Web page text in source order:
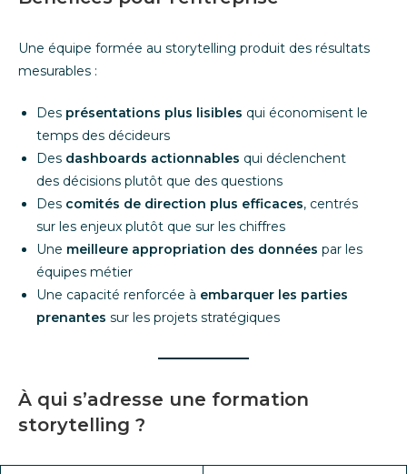
Une équipe formée au storytelling produit des résultats
mesurables :
Des présentations plus lisibles qui économisent le
temps des décideurs
Des dashboards actionnables qui déclenchent
des décisions plutôt que des questions
Des comités de direction plus efficaces, centrés
sur les enjeux plutôt que sur les chiffres
Une meilleure appropriation des données par les
équipes métier
Une capacité renforcée à embarquer les parties
prenantes sur les projets stratégiques
À qui s’adresse une formation
storytelling ?